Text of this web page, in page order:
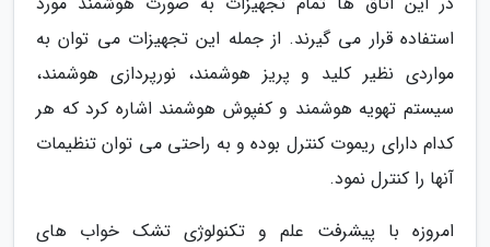
استفاده قرار می گیرند. از جمله این تجهیزات می توان به
مواردی نظیر کلید و پریز هوشمند، نورپردازی هوشمند،
سیستم تهویه هوشمند و کفپوش هوشمند اشاره کرد که هر
کدام دارای ریموت کنترل بوده و به راحتی می توان تنظیمات
آنها را کنترل نمود.
امروزه با پیشرفت علم و تکنولوژی تشک خواب های